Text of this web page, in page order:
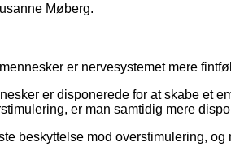
Møberg.
er nervesystemet mere
er disponerede for at skabe et
er man samtidig mere
beskyttelse mod overstimulering,